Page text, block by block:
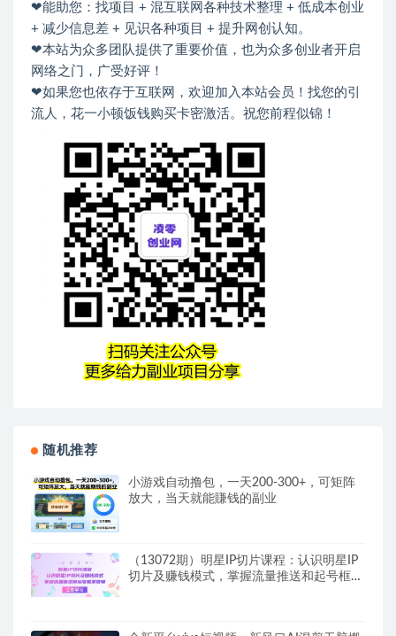
❤能助您：找项目 + 混互联网各种技术整理 + 低成本创业
+ 减少信息差 + 见识各种项目 + 提升网创认知。
❤本站为众多团队提供了重要价值，也为众多创业者开启
网络之门，广受好评！
❤如果您也依存于互联网，欢迎加入本站会员！找您的引
流人，花一小顿饭钱购买卡密激活。祝您前程似锦！
随机推荐
小游戏自动撸包，一天200-300+，可矩阵
放大，当天就能賺钱的副业
（13072期）明星IP切片课程：认识明星IP
切片及赚钱模式，掌握流量推送和起号框架